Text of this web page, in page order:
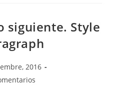
siguiente. Style
2016